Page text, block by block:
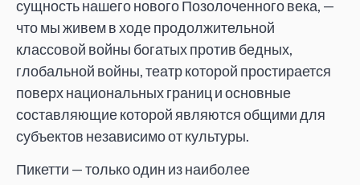
сущность нашего нового Позолоченного века, —
что мы живем в ходе продолжительной
классовой войны богатых против бедных,
глобальной войны, театр которой простирается
поверх национальных границ и основные
составляющие которой являются общими для
субъектов независимо от культуры.
Пикетти — только один из наиболее